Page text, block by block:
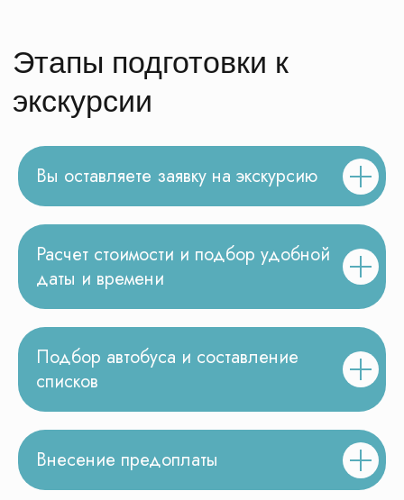
Вы оставляете заявку на экскурсию
Расчет стоимости и подбор удобной
даты и времени
Подбор автобуса и составление
списков
Внесение предоплаты
Другие школьные
экскурсии
Все экскурсии
Новости о КП Маршруты
Наши достижения и награды